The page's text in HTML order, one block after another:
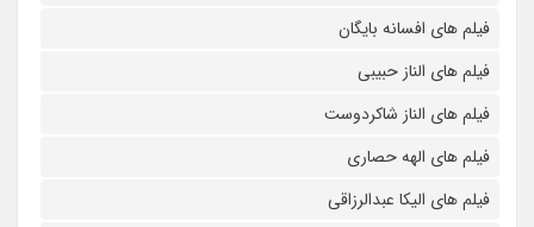
فیلم های افسانه بایگان
فیلم های الناز حبیبی
فیلم های الناز شاکردوست
فیلم های الهه حصاری
فیلم های الیکا عبدالرزاقی